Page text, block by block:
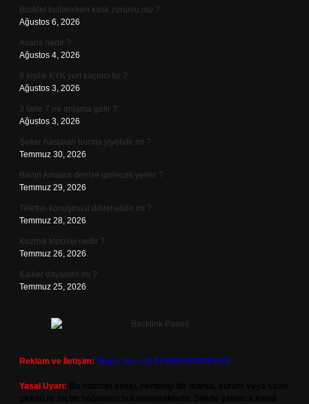
Bisiklet kullanırken kask zorunlu mu ?
Ağustos 6, 2026
Avans nedir ?
Ağustos 4, 2026
6 kişilik KYK yurt kaçıncı tip ?
Ağustos 3, 2026
3 tane 7 ne anlama gelir ?
Ağustos 3, 2026
Şeker hastaları hurma yiyebilir mi ?
Temmuz 30, 2026
Bartın Amasra denize girilecek yerler ?
Temmuz 29, 2026
Telefon konuşması dinlenebilir mi ?
Temmuz 28, 2026
Kozmik topoloji nedir ?
Temmuz 26, 2026
Kalker dayanıklı mı ?
Temmuz 25, 2026
Reklam ve İletişim: Skype: live:.cid.575569c608265c69
Yasal Uyarı: